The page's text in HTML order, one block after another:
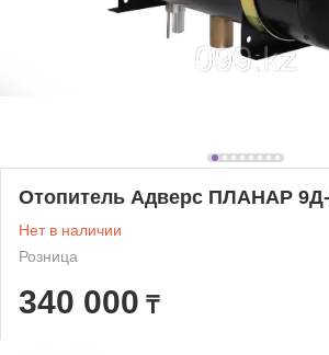
Отопитель Адверс ПЛАНАР 9Д-
Нет в наличии
Розница
340 000 ₸